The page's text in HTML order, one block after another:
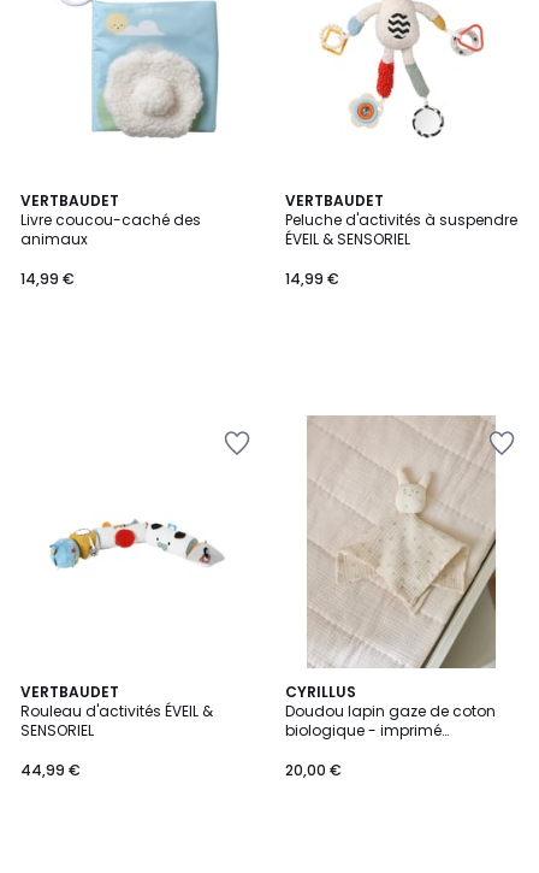
VERTBAUDET
Livre coucou-caché des
animaux
14,99 €
VERTBAUDET
Peluche d'activités à suspendre
ÉVEIL & SENSORIEL
14,99 €
VERTBAUDET
Rouleau d'activités ÉVEIL &
SENSORIEL
44,99 €
CYRILLUS
Doudou lapin gaze de coton
biologique - imprimé
20,00 €